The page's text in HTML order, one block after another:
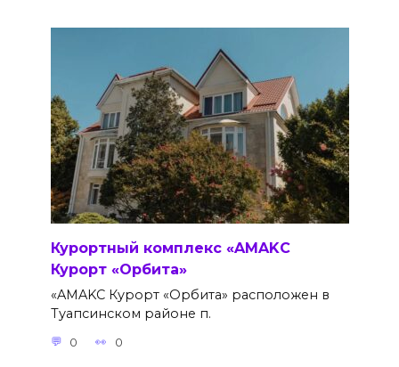
Курортный комплекс «AMAKС
Курорт «Орбита»
«AMAKС Курорт «Орбита» расположен в
Туапсинском районе п.
0 0